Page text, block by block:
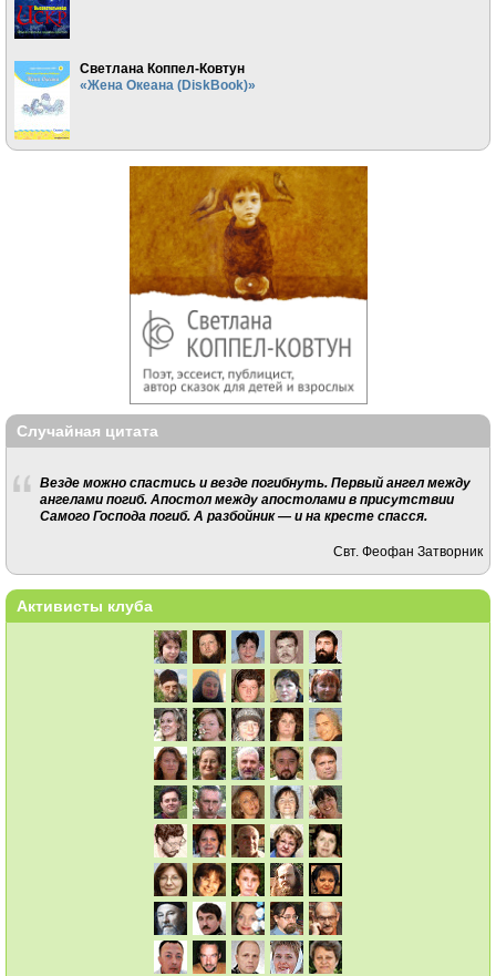
Светлана Коппел-Ковтун
«Жена Океана (DiskBook)»
Случайная цитата
Везде можно спастись и везде погибнуть. Первый ангел между
ангелами погиб. Апостол между апостолами в присутствии
Самого Господа погиб. А разбойник — и на кресте спасся.
Свт. Феофан Затворник
Активисты клуба